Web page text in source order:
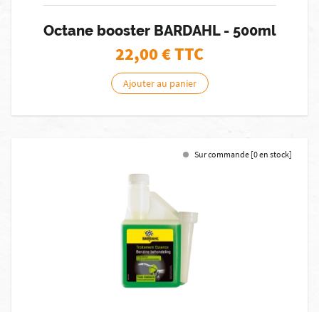
Octane booster BARDAHL - 500ml
22,00€ TTC
Ajouter au panier
Sur commande [0 en stock]